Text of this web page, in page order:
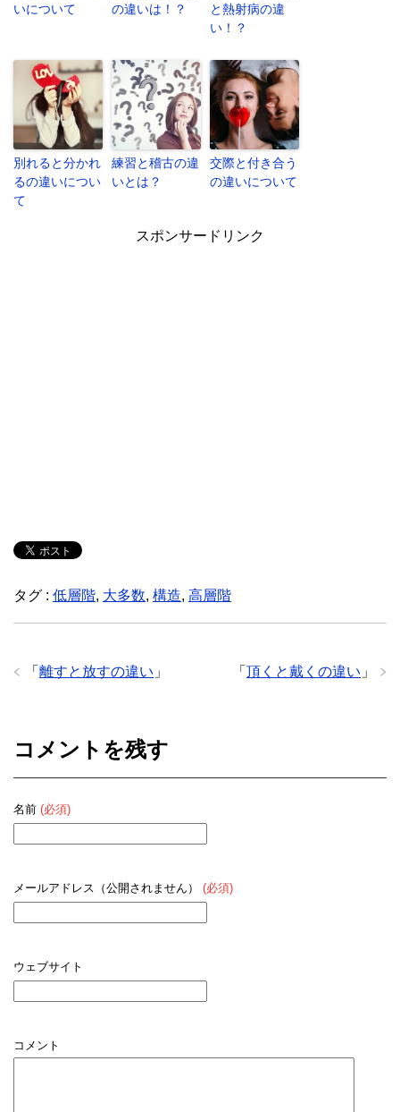
いについて
の違いは！？
と熱射病の違
い！？
別れると分かれ
るの違いについ
て
練習と稽古の違
いとは？
交際と付き合う
の違いについて
スポンサードリンク
タグ : 低層階, 大多数, 構造, 高層階
「 頂くと戴くの違い 」
「 離すと放すの違い 」
コメントを残す
名前 (必須)
メールアドレス（公開されません） (必須)
ウェブサイト
コメント